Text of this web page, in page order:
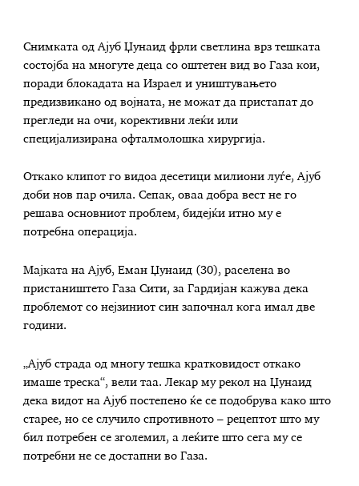
Снимката од Ајуб Џунаид фрли светлина врз тешката
состојба на многуте деца со оштетен вид во Газа кои,
поради блокадата на Израел и уништувањето
предизвикано од војната, не можат да пристапат до
прегледи на очи, корективни леќи или
специјализирана офталмолошка хирургија.
Откако клипот го видоа десетици милиони луѓе, Ајуб
доби нов пар очила. Сепак, оваа добра вест не го
решава основниот проблем, бидејќи итно му е
потребна операција.
Мајката на Ајуб, Еман Џунаид (30), раселена во
пристаништето Газа Сити, за Гардијан кажува дека
проблемот со нејзиниот син започнал кога имал две
години.
„Ајуб страда од многу тешка кратковидост откако
имаше треска“, вели таа. Лекар му рекол на Џунаид
дека видот на Ајуб постепено ќе се подобрува како што
старее, но се случило спротивното – рецептот што му
бил потребен се зголемил, а леќите што сега му се
потребни не се достапни во Газа.